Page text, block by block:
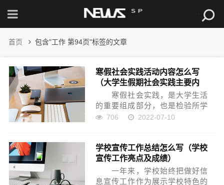
首页 包含"工作 第94页"标签的文章
寒假社会实践活动内容怎么写
（大学生假期社会实践主要内
寒假社会实践，是大学生活
的重要组成部分，也是检验所学
理论知识的标准，社会实践不但
在这给大家带来大学生寒假个人
社会实践报告精选5篇2022，...
706 2022-07-10
学校宣传工作总结怎么写（学校
宣传工作亮点及成绩）
一年来，学校始终把做好信
息宣传工作作为展示学校特色的